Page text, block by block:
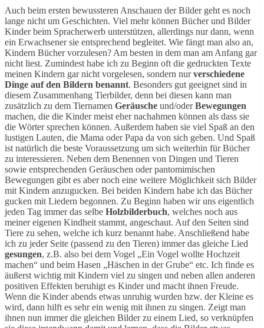
Auch beim ersten bewussteren Anschauen der Bilder geht es noch
lange nicht um Geschichten. Viel mehr können Bücher und Bilder
Kinder beim Spracherwerb unterstützen, allerdings nur dann, wenn
ein Erwachsener sie entsprechend begleitet. Wie fängt man also an,
Kindern Bücher vorzulesen? Am besten in dem man am Anfang gar
nicht liest. Zumindest habe ich zu Beginn oft die gedruckten Texte
meinen Kindern gar nicht vorgelesen, sondern nurverschiedene
Dinge auf den Bildern benannt. Besonders gut geeignet sind in
diesem Zusammenhang Tierbilder, denn bei diesen kann man
zusätzlich zu dem Tiernamen Geräusche und/oderBewegungen
machen, die die Kinder meist eher nachahmen können als dass sie
die Wörter sprechen können. Außerdem haben sie viel Spaß an den
lustigen Lauten, die Mama oder Papa da von sich geben. Und Spaß
ist natürlich die beste Voraussetzung um sich weiterhin für Bücher
zu interessieren. Neben dem Benennen von Dingen und Tieren
sowie entsprechenden Geräuschen oder pantomimischen
Bewegungen gibt es aber noch eine weitere Möglichkeit sich Bilder
mit Kindern anzugucken. Bei beiden Kindern habe ich das Bücher
gucken mit Liedern begonnen. Zu Beginn haben wir uns eigentlich
jeden Tag immer das selbe Holzbilderbuch, welches noch aus
meiner eigenen Kindheit stammt, angeschaut. Auf den Seiten sind
Tiere zu sehen, welche ich kurz benannt habe. Anschließend habe
ich zu jeder Seite (passend zu den Tieren) immer das gleiche Lied
gesungen, z.B. also bei dem Vogel „Ein Vogel wollte Hochzeit
machen“ und beim Hasen „Häschen in der Grube“ etc. Ich finde es
äußerst wichtig mit Kindern viel zu singen und neben allen anderen
positiven Effekten beruhigt es Kinder und macht ihnen Freude.
Wenn die Kinder abends etwas unruhig wurden bzw. der Kleine es
wird, dann hilft es sehr ein wenig mit ihnen zu singen. Zeigt man
ihnen nun immer die gleichen Bilder zu einem Lied, so verknüpfen